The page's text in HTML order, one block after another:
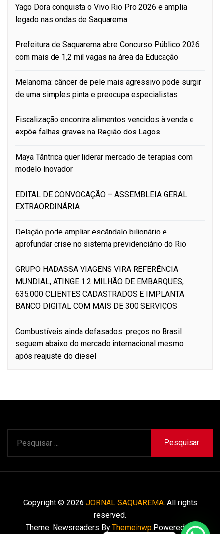
Yago Dora conquista o Vivo Rio Pro 2026 e amplia
legado nas ondas de Saquarema
Prefeitura de Saquarema abre Concurso Público 2026
com mais de 1,2 mil vagas na área da Educação
Melanoma: câncer de pele mais agressivo pode surgir
de uma simples pinta e preocupa especialistas
Fiscalização encontra alimentos vencidos à venda e
expõe falhas graves na Região dos Lagos
Maya Tântrica quer liderar mercado de terapias com
modelo inovador
EDITAL DE CONVOCAÇÃO – ASSEMBLEIA GERAL
EXTRAORDINÁRIA
Delação pode ampliar escândalo bilionário e
aprofundar crise no sistema previdenciário do Rio
GRUPO HADASSA VIAGENS VIRA REFERÊNCIA
MUNDIAL, ATINGE 1.2 MILHÃO DE EMBARQUES,
635.000 CLIENTES CADASTRADOS E IMPLANTA
BANCO DIGITAL COM MAIS DE 300 SERVIÇOS
Combustíveis ainda defasados: preços no Brasil
seguem abaixo do mercado internacional mesmo
após reajuste do diesel
por:
Copyright © 2026 JORNAL SAQUAREMA. All rights
reserved.
Theme: Newsreaders By Themeinwp.Powered by